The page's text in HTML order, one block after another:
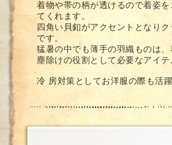
着物や帯の柄が透けるので着姿を
てくれます。
四角い貝釦がアクセントとなり
です。
猛暑の中でも薄手の羽織ものは
塵除けの役割として必要なアイ
冷 房対策としてお洋服の際も活躍